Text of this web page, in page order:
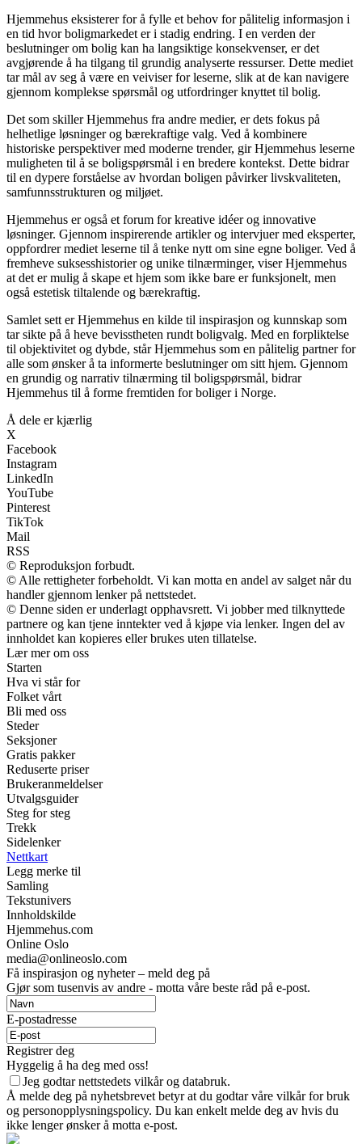
Hjemmehus eksisterer for å fylle et behov for pålitelig informasjon i
en tid hvor boligmarkedet er i stadig endring. I en verden der
beslutninger om bolig kan ha langsiktige konsekvenser, er det
avgjørende å ha tilgang til grundig analyserte ressurser. Dette mediet
tar mål av seg å være en veiviser for leserne, slik at de kan navigere
gjennom komplekse spørsmål og utfordringer knyttet til bolig.
Det som skiller Hjemmehus fra andre medier, er dets fokus på
helhetlige løsninger og bærekraftige valg. Ved å kombinere
historiske perspektiver med moderne trender, gir Hjemmehus leserne
muligheten til å se boligspørsmål i en bredere kontekst. Dette bidrar
til en dypere forståelse av hvordan boligen påvirker livskvaliteten,
samfunnsstrukturen og miljøet.
Hjemmehus er også et forum for kreative idéer og innovative
løsninger. Gjennom inspirerende artikler og intervjuer med eksperter,
oppfordrer mediet leserne til å tenke nytt om sine egne boliger. Ved å
fremheve suksesshistorier og unike tilnærminger, viser Hjemmehus
at det er mulig å skape et hjem som ikke bare er funksjonelt, men
også estetisk tiltalende og bærekraftig.
Samlet sett er Hjemmehus en kilde til inspirasjon og kunnskap som
tar sikte på å heve bevisstheten rundt boligvalg. Med en forpliktelse
til objektivitet og dybde, står Hjemmehus som en pålitelig partner for
alle som ønsker å ta informerte beslutninger om sitt hjem. Gjennom
en grundig og narrativ tilnærming til boligspørsmål, bidrar
Hjemmehus til å forme fremtiden for boliger i Norge.
Å dele er kjærlig
X
Facebook
Instagram
LinkedIn
YouTube
Pinterest
TikTok
Mail
RSS
© Reproduksjon forbudt.
© Alle rettigheter forbeholdt. Vi kan motta en andel av salget når du
handler gjennom lenker på nettstedet.
© Denne siden er underlagt opphavsrett. Vi jobber med tilknyttede
partnere og kan tjene inntekter ved å kjøpe via lenker. Ingen del av
innholdet kan kopieres eller brukes uten tillatelse.
Lær mer om oss
Starten
Hva vi står for
Folket vårt
Bli med oss
Steder
Seksjoner
Gratis pakker
Reduserte priser
Brukeranmeldelser
Utvalgsguider
Steg for steg
Trekk
Sidelenker
Nettkart
Legg merke til
Samling
Tekstunivers
Innholdskilde
Hjemmehus.com
Online Oslo
media@onlineoslo.com
Få inspirasjon og nyheter – meld deg på
Gjør som tusenvis av andre - motta våre beste råd på e-post.
E-postadresse
Registrer deg
Hyggelig å ha deg med oss!
Jeg godtar nettstedets vilkår og databruk.
Å melde deg på nyhetsbrevet betyr at du godtar våre vilkår for bruk
og personopplysningspolicy. Du kan enkelt melde deg av hvis du
ikke lenger ønsker å motta e-post.